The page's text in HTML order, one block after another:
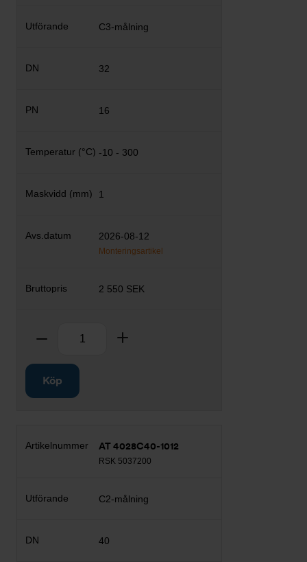
C3-målning
32
16
-10 - 300
1
2026-08-12
Monteringsartikel
2 550 SEK
Ta bort
Köp
AT 4028C40-1012
RSK 5037200
C2-målning
40